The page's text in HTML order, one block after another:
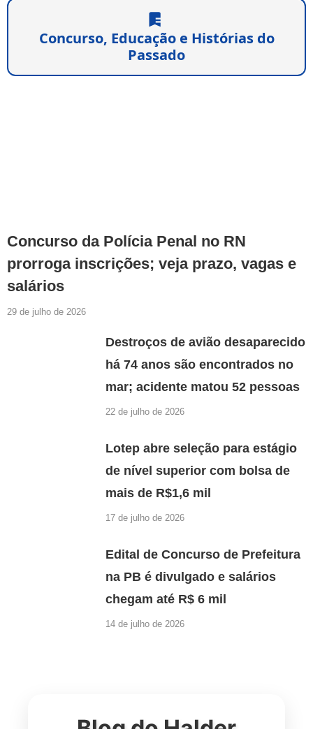
Concurso, Educação e Histórias do
Passado
Concurso da Polícia Penal no RN
prorroga inscrições; veja prazo, vagas e
salários
29 de julho de 2026
Destroços de avião desaparecido
há 74 anos são encontrados no
mar; acidente matou 52 pessoas
22 de julho de 2026
Lotep abre seleção para estágio
de nível superior com bolsa de
mais de R$1,6 mil
17 de julho de 2026
Edital de Concurso de Prefeitura
na PB é divulgado e salários
chegam até R$ 6 mil
14 de julho de 2026